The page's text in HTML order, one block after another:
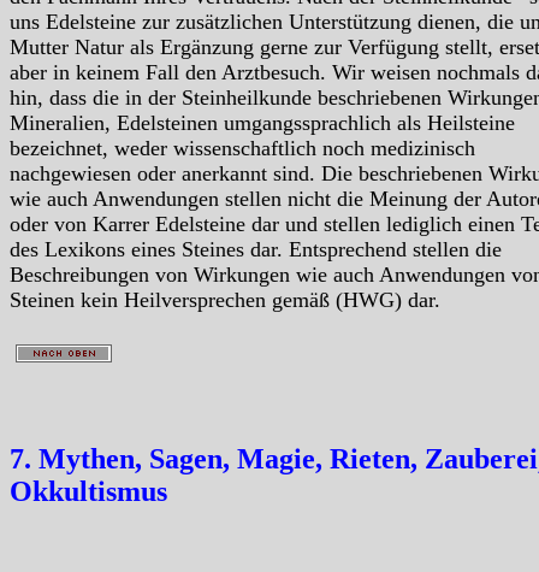
uns Edelsteine zur zusätzlichen Unterstützung dienen, die
Mutter Natur als Ergänzung gerne zur Verfügung stellt,
aber in keinem Fall den Arztbesuch. Wir weisen nochmals
hin, dass die in der Steinheilkunde beschriebenen
Mineralien, Edelsteinen umgangssprachlich als Heilsteine
bezeichnet, weder wissenschaftlich noch medizinisch
nachgewiesen oder anerkannt sind. Die beschriebenen
wie auch Anwendungen stellen nicht die Meinung der
oder von Karrer Edelsteine dar und stellen lediglich einen
des Lexikons eines Steines dar. Entsprechend stellen die
Beschreibungen von Wirkungen wie auch Anwendungen
Steinen kein Heilversprechen gemäß (HWG) dar.
7. Mythen, Sagen, Magie, Rieten,
Okkultismus